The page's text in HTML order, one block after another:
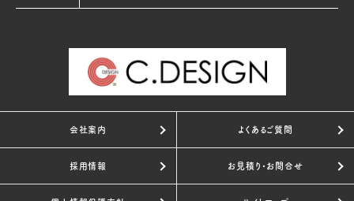
会社案内 よくあるご質問
採用情報 お見積り・お問合せ